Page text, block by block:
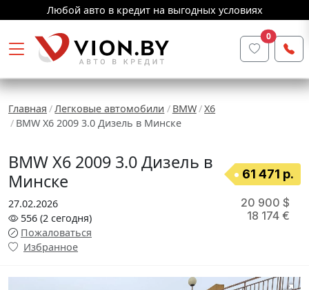
Любой авто в кредит на выгодных условиях
0
Главная Легковые автомобили BMW X6
BMW X6 2009 3.0 Дизель в Минске
BMW X6 2009 3.0 Дизель в
Минске
61 471 р.
27.02.2026
556 (2 сегодня)
Пожаловаться
Избранное
20 900 $
18 174 €